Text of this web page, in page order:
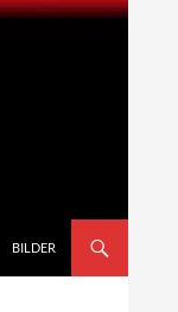
BILDER